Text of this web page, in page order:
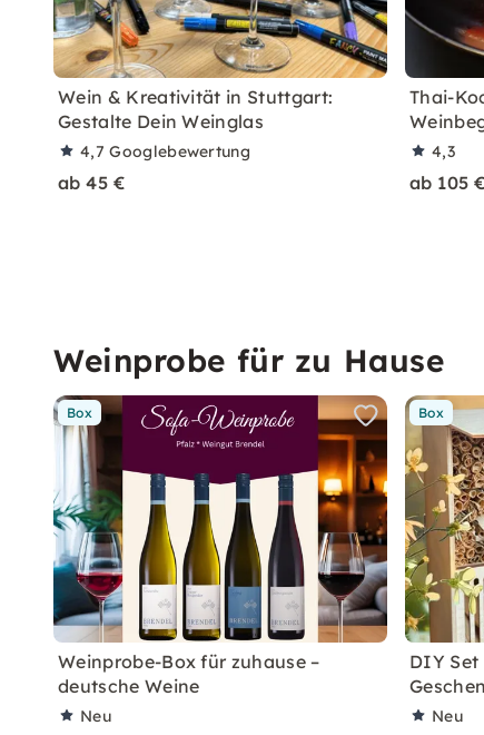
Wein & Kreativität in Stuttgart:
Gestalte Dein Weinglas
4,7Googlebewertung
ab 45 €
Thai-
4,3
ab 105 €
Weinprobe für zu Hause
Box
Weinprobe-Box für zuhause –
deutsche Weine
Neu
Box
DIY Set
Neu